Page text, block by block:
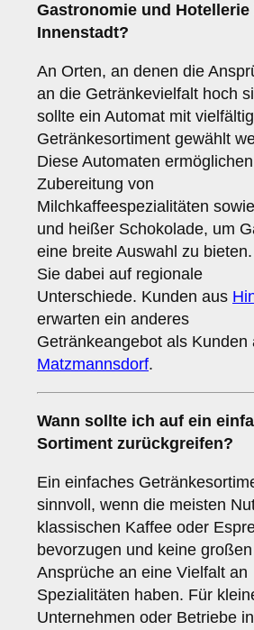
Gastronomie und Hotellerie
Innenstadt?
An Orten, an denen die
an die Getränkevielfalt hoch
sollte ein Automat mit
Getränkesortiment gewählt
Diese Automaten
Zubereitung von
Milchkaffeespezialitäten
und heißer Schokolade, um
eine breite Auswahl zu
Sie dabei auf regionale
Unterschiede. Kunden aus
erwarten ein anderes
Getränkeangebot als Kunden
Matzmannsdorf.
Wann sollte ich auf ein
Sortiment zurückgreifen?
Ein einfaches
sinnvoll, wenn die meisten
klassischen Kaffee oder
bevorzugen und keine großen
Ansprüche an eine Vielfalt an
Spezialitäten haben. Für
Unternehmen oder Betriebe in